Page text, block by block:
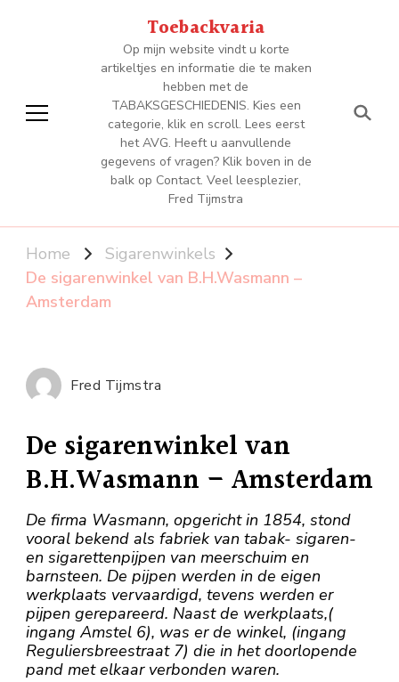
Toebackvaria
Op mijn website vindt u korte
artikeltjes en informatie die te maken
hebben met de
TABAKSGESCHIEDENIS. Kies een
categorie, klik en scroll. Lees eerst
het AVG. Heeft u aanvullende
gegevens of vragen? Klik boven in de
balk op Contact. Veel leesplezier,
Fred Tijmstra
Home
Sigarenwinkels
De sigarenwinkel van B.H.Wasmann –
Amsterdam
Fred Tijmstra
De sigarenwinkel van
B.H.Wasmann – Amsterdam
De firma Wasmann, opgericht in 1854, stond
vooral bekend als fabriek van tabak- sigaren-
en sigarettenpijpen van meerschuim en
barnsteen. De pijpen werden in de eigen
werkplaats vervaardigd, tevens werden er
pijpen gerepareerd. Naast de werkplaats,(
ingang Amstel 6), was er de winkel, (ingang
Reguliersbreestraat 7) die in het doorlopende
pand met elkaar verbonden waren.